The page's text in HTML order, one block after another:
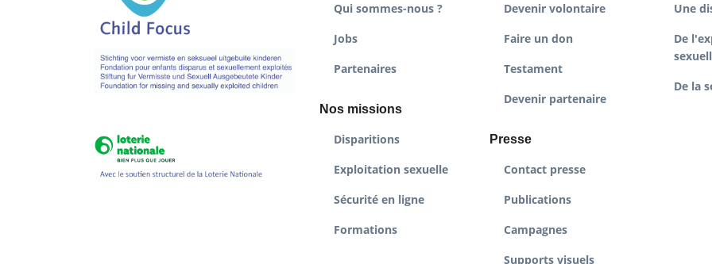
Qui sommes-nous ?
Jobs
Partenaires
Nos missions
Disparitions
Exploitation sexuelle
Sécurité en ligne
Formations
Devenir volontaire
Faire un don
Testament
Devenir partenaire
Presse
Contact presse
Publications
Campagnes
Supports visuels
Une
De
De la